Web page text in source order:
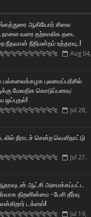
ஆகியோர் சிலை
நாளை வரை தற்காலிக தடை
நீதவான் நீதிமன்றம் உத்தரவு..!
Aug 04,
பல்கலைக்கழக புலமைப்பரிசில்
மேலதிக கொடுப்பனவு:
Jul 28,
நீராடச் சென்ற வௌிநாட்டு
Jul 27,
ஆதரவுடன் ஆட்சி அமைக்கப்பட்ட
திறனின்மை - பேசி தீர்வு
டக்ளஸ்!
Jul 19,